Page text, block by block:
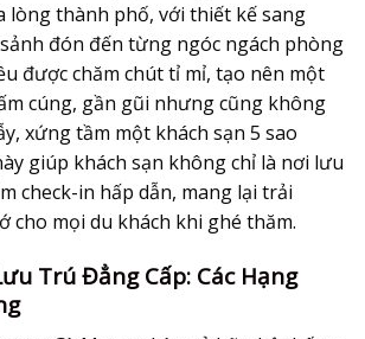
lòng thành phố, với thiết kế sang
đón đến từng ngóc ngách phòng
được chăm chút tỉ mỉ, tạo nên một
cúng, gần gũi nhưng cũng không
xứng tầm một khách sạn 5 sao
giúp khách sạn không chỉ là nơi lưu
check-in hấp dẫn, mang lại trải
cho mọi du khách khi ghé thăm.
Trú Đẳng Cấp: Các Hạng